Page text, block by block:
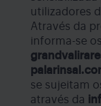
utilizadores
Através da
informa-se
se sujeitam
através da